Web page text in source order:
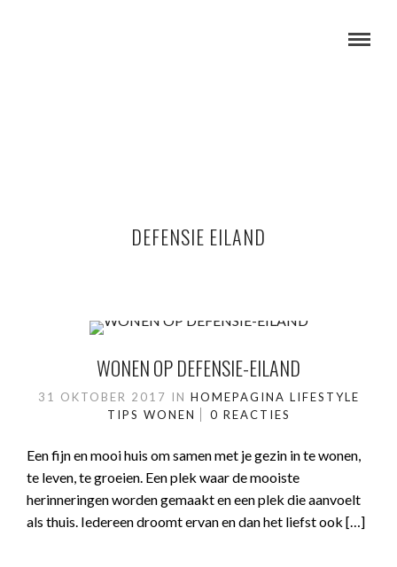
DEFENSIE EILAND
WONEN OP DEFENSIE-EILAND
31 OKTOBER 2017 IN HOMEPAGINA LIFESTYLE
TIPS WONEN 0 REACTIES
Een fijn en mooi huis om samen met je gezin in te wonen,
te leven, te groeien. Een plek waar de mooiste
herinneringen worden gemaakt en een plek die aanvoelt
als thuis. Iedereen droomt ervan en dan het liefst ook […]